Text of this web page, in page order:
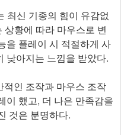
최신 기종의 힘이 유감없
황에 따라 마우스로 변
을 플레이 시 적절하게 사
낮아지는 느낌을 받았다.
인 조작과 마우스 조작
이 했고, 더 나은 만족감을
것은 분명하다.